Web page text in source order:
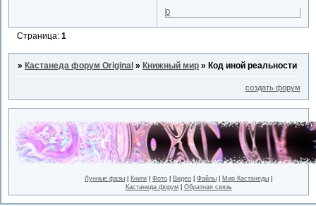
0
Страница:1
»Кастанеда форум Original »Книжный мир »Код иной реальности
создать форум
Лунные фазы Книги Фото Видео Файлы Мир Кастанеды
Кастанеда форум| Обратная связь